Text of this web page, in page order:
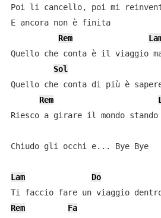
Poi li cancello, poi mi
E ancora non è finita
Rem
Quello che conta è il viaggio
Sol
Quello che conta di più è
Rem
Riesco a girare il mondo stando
Chiudo gli occhi e... Bye Bye
Lam
Do
Rem
Fa